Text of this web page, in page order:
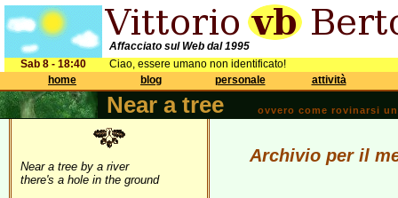
Affacciato sul Web dal 1995
Sab 8 - 18:40
Ciao, essere umano non identificato!
home
blog personale attività
Near a tree ovvero come rovinarsi
Near a tree by a river
there's a hole in the ground
Archivio per il